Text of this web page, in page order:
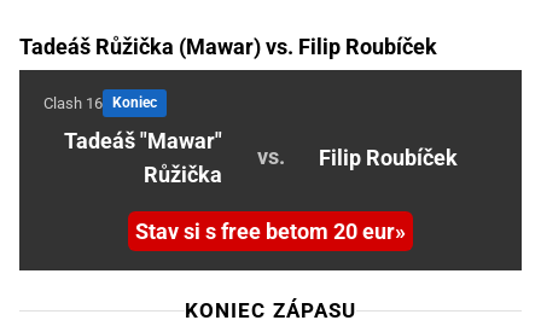
Tadeáš Růžička (Mawar) vs. Filip Roubíček
Clash 16 Koniec
Tadeáš "Mawar"
Růžička
vs. Filip Roubíček
Stav si s free betom 20 eur
KONIEC ZÁPASU